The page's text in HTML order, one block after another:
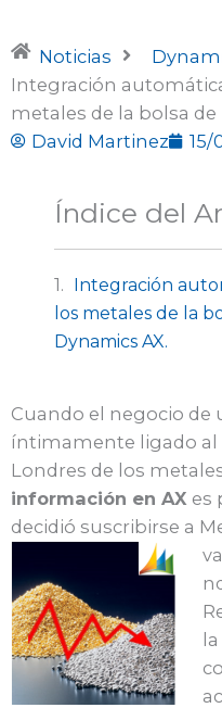
Noticias
Integración
metales de la bolsa
David Martinez
15/
Índice del
Integración
los metales de la
Dynamics AX.
Cuando el negocio de
íntimamente ligado al
Londres de los
información en AX es
decidió suscribirse a